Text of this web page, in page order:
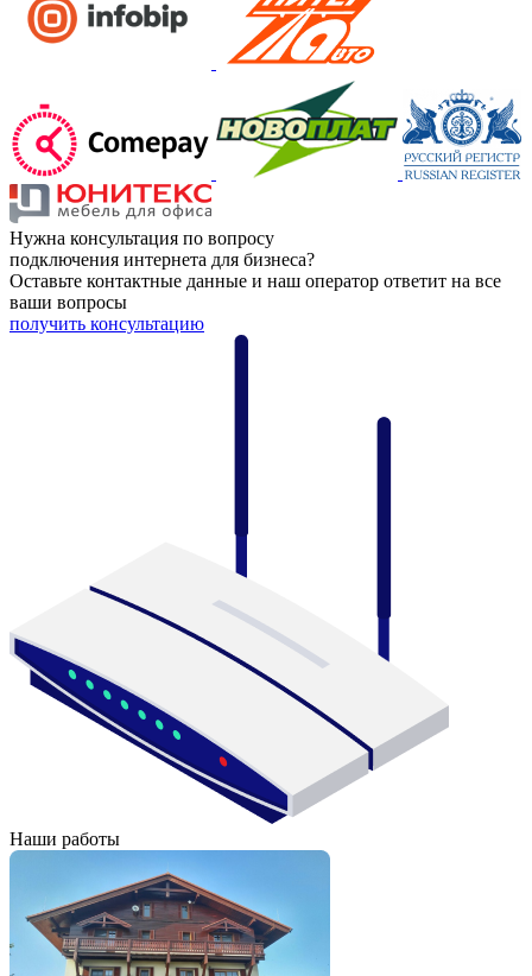
Нужна консультация по вопросу
подключения интернета для бизнеса?
Оставьте контактные данные и наш оператор ответит на все
ваши вопросы
получить консультацию
Наши работы